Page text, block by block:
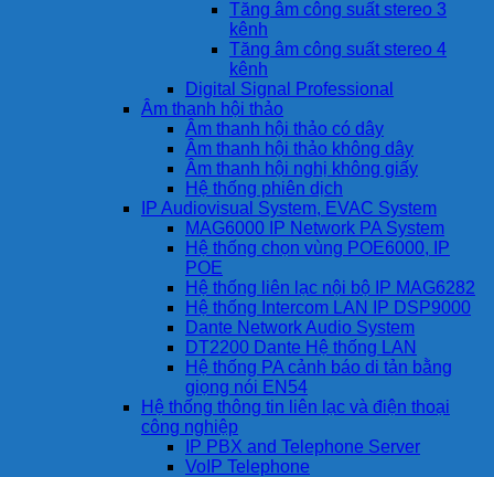
Tăng âm công suất stereo 3
kênh
Tăng âm công suất stereo 4
kênh
Digital Signal Professional
Âm thanh hội thảo
Âm thanh hội thảo có dây
Âm thanh hội thảo không dây
Âm thanh hội nghị không giấy
Hệ thống phiên dịch
IP Audiovisual System, EVAC System
MAG6000 IP Network PA System
Hệ thống chọn vùng POE6000, IP
POE
Hệ thống liên lạc nội bộ IP MAG6282
Hệ thống Intercom LAN IP DSP9000
Dante Network Audio System
DT2200 Dante Hệ thống LAN
Hệ thống PA cảnh báo di tản bằng
giọng nói EN54
Hệ thống thông tin liên lạc và điện thoại
công nghiệp
IP PBX and Telephone Server
VoIP Telephone